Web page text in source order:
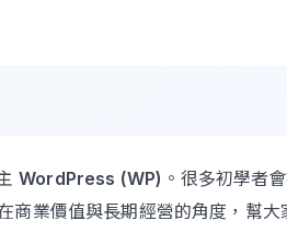
WordPress (WP) 。很多初學者
商業價值與長期經營的角度，幫